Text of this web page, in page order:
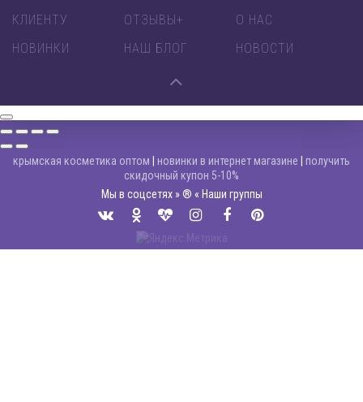
КЛИЕНТУ
ОТЗЫВЫ+
О НАС
НОВИНКИ
НАШ БЛОГ НОВОСТИ
крымская косметика оптом новинки в интернет магазине
получить
скидочный купон 5-10%
Мы в соцсетях » ® « Наши группы